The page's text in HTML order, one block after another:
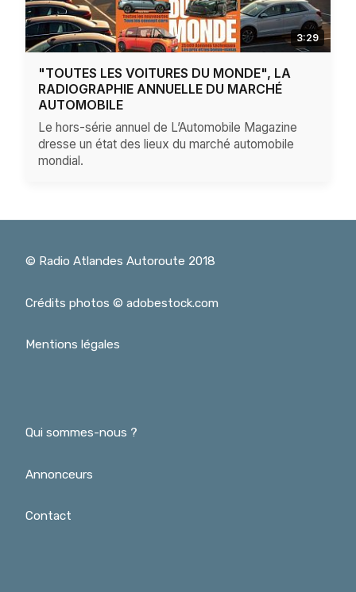
3:29
"TOUTES LES VOITURES DU MONDE", LA
RADIOGRAPHIE ANNUELLE DU MARCHÉ
AUTOMOBILE
Le hors-série annuel de L’Automobile Magazine
dresse un état des lieux du marché automobile
mondial.
© Radio Atlandes Autoroute 2018
Crédits photos © adobestock.com
Mentions légales
Qui sommes-nous ?
Annonceurs
Contact